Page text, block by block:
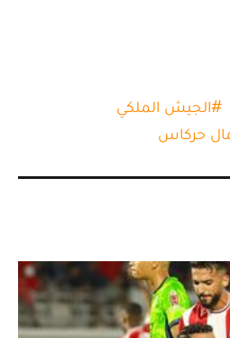
#الجيش الملكي
حركاس